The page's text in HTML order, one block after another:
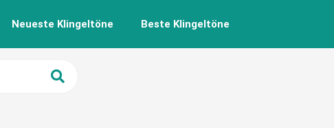
Neueste Klingeltöne Beste Klingeltöne